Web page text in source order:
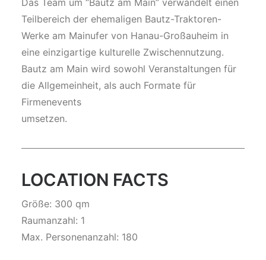
Das Team um “Bautz am Main” verwandelt einen
Teilbereich der ehemaligen Bautz-Traktoren-
Werke am Mainufer von Hanau-Großauheim in
eine einzigartige kulturelle Zwischennutzung.
Bautz am Main wird sowohl Veranstaltungen für
die Allgemeinheit, als auch Formate für
Firmenevents
umsetzen.
LOCATION FACTS
Größe: 300 qm
Raumanzahl: 1
Max. Personenanzahl: 180